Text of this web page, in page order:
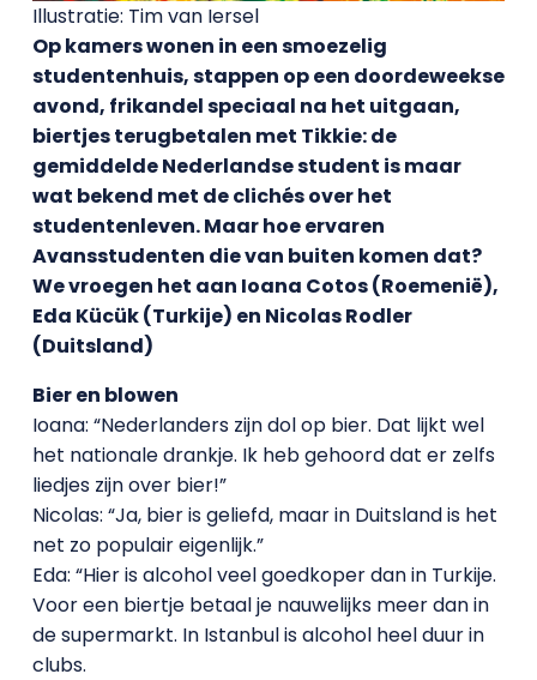
Illustratie: Tim van Iersel
Op kamers wonen in een smoezelig
studentenhuis, stappen op een doordeweekse
avond, frikandel speciaal na het uitgaan,
biertjes terugbetalen met Tikkie: de
gemiddelde Nederlandse student is maar
wat bekend met de clichés over het
studentenleven. Maar hoe ervaren
Avansstudenten die van buiten komen dat?
We vroegen het aan Ioana Cotos (Roemenië),
Eda Kücük (Turkije) en Nicolas Rodler
(Duitsland)
Bier en blowen
Ioana: “Nederlanders zijn dol op bier. Dat lijkt wel
het nationale drankje. Ik heb gehoord dat er zelfs
liedjes zijn over bier!”
Nicolas: “Ja, bier is geliefd, maar in Duitsland is het
net zo populair eigenlijk.”
Eda: “Hier is alcohol veel goedkoper dan in Turkije.
Voor een biertje betaal je nauwelijks meer dan in
de supermarkt. In Istanbul is alcohol heel duur in
clubs.